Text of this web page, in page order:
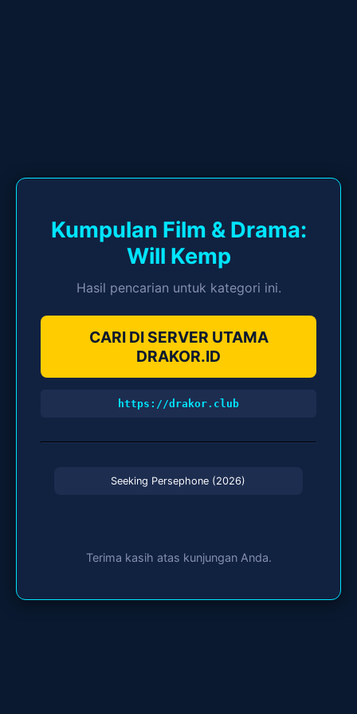
Kumpulan Film & Drama:
Will Kemp
Hasil pencarian untuk kategori ini.
CARI DI SERVER UTAMA
DRAKOR.ID
https://drakor.club
Seeking Persephone (2026)
Terima kasih atas kunjungan Anda.